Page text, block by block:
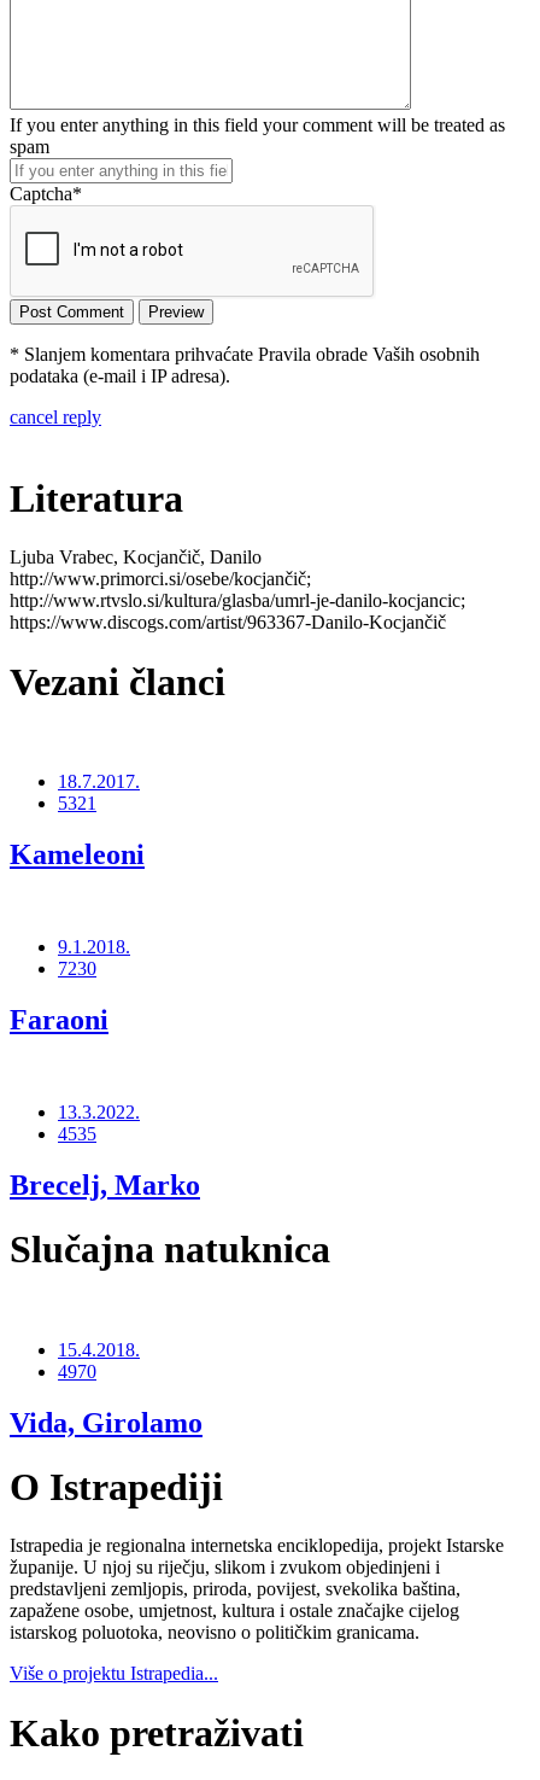
If you enter anything in this field your comment will be treated as
spam
Captcha*
* Slanjem komentara prihvaćate Pravila obrade Vaših osobnih
podataka (e-mail i IP adresa).
cancel reply
Literatura
Ljuba Vrabec, Kocjančič, Danilo
http://www.primorci.si/osebe/kocjančič;
http://www.rtvslo.si/kultura/glasba/umrl-je-danilo-kocjancic;
https://www.discogs.com/artist/963367-Danilo-Kocjančič
Vezani članci
18.7.2017.
5321
Kameleoni
9.1.2018.
7230
Faraoni
13.3.2022.
4535
Brecelj, Marko
Slučajna natuknica
15.4.2018.
4970
Vida, Girolamo
O Istrapediji
Istrapedia je regionalna internetska enciklopedija, projekt Istarske
županije. U njoj su riječju, slikom i zvukom objedinjeni i
predstavljeni zemljopis, priroda, povijest, svekolika baština,
zapažene osobe, umjetnost, kultura i ostale značajke cijelog
istarskog poluotoka, neovisno o političkim granicama.
Više o projektu Istrapedia...
Kako pretraživati